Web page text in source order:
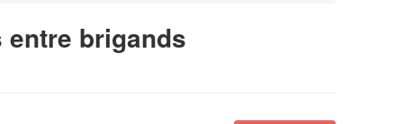
entre brigands